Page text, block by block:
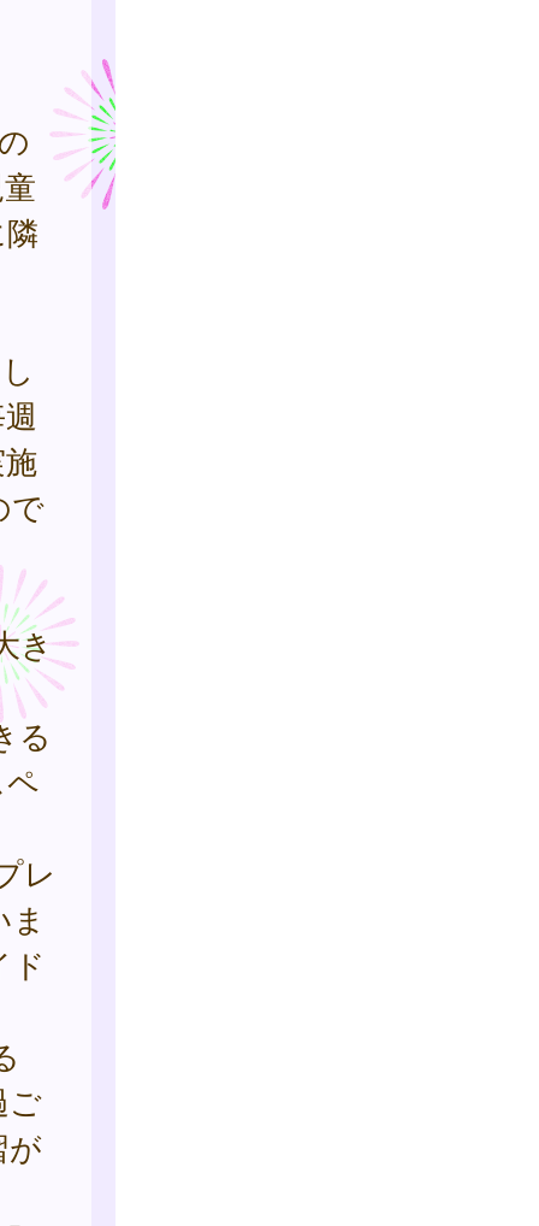
で
き
る
ペ
レ
ド
ご
が